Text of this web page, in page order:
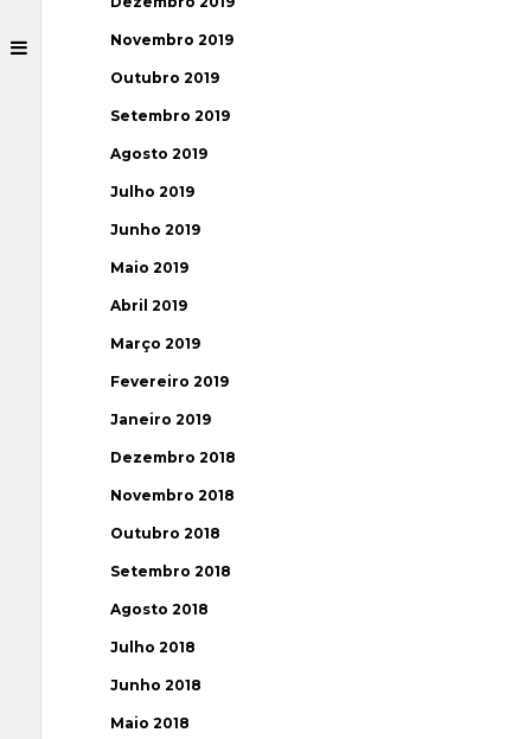
Novembro 2019
Outubro 2019
Setembro 2019
Agosto 2019
Julho 2019
Junho 2019
Maio 2019
Abril 2019
Março 2019
Fevereiro 2019
Janeiro 2019
Dezembro 2018
Novembro 2018
Outubro 2018
Setembro 2018
Agosto 2018
Julho 2018
Junho 2018
Maio 2018